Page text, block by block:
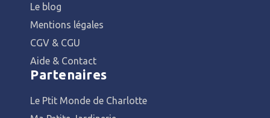
Le blog
Mentions légales
CGV & CGU
Aide & Contact
Partenaires
Le Ptit Monde de Charlotte